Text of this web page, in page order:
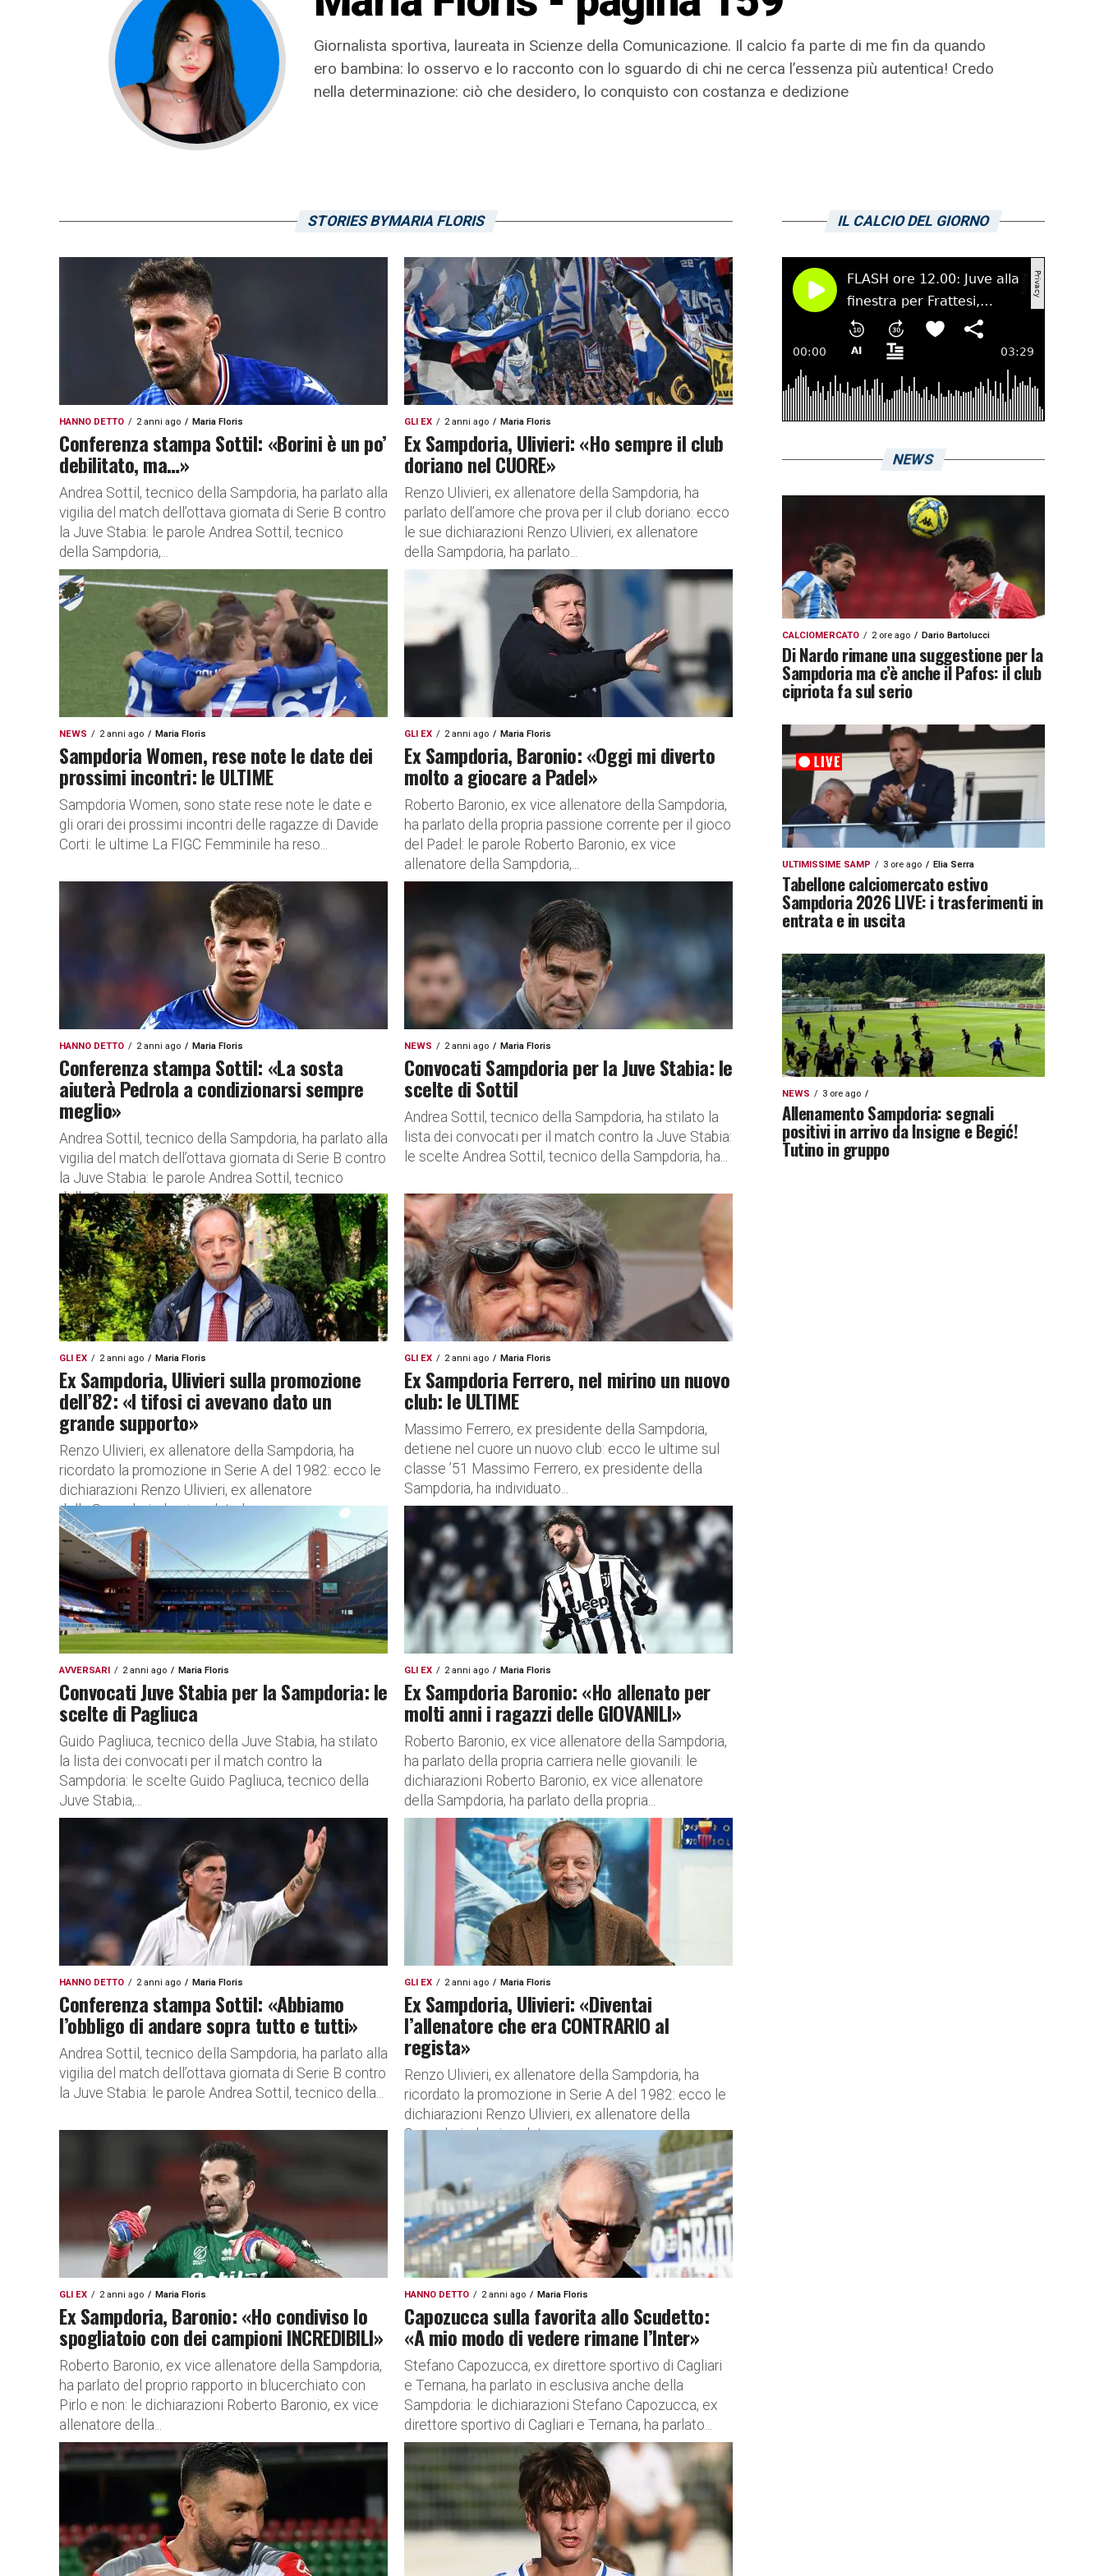
Giornalista sportiva, laureata in Scienze della Comunicazione. Il calcio fa parte di me fin da quando
ero bambina: lo osservo e lo racconto con lo sguardo di chi ne cerca l’essenza più autentica! Credo
nella determinazione: ciò che desidero, lo conquisto con costanza e dedizione
STORIES BYMARIA FLORIS
HANNO DETTO 2 anni ago Maria Floris
Conferenza stampa Sottil: «Borini è un po’
debilitato, ma…»
Andrea Sottil, tecnico della Sampdoria, ha parlato alla
vigilia del match dell’ottava giornata di Serie B contro
la Juve Stabia: le parole Andrea Sottil, tecnico
della Sampdoria,...
GLI EX 2 anni ago Maria Floris
Ex Sampdoria, Ulivieri: «Ho sempre il club
doriano nel CUORE»
Renzo Ulivieri, ex allenatore della Sampdoria, ha
parlato dell’amore che prova per il club doriano: ecco
le sue dichiarazioni Renzo Ulivieri, ex allenatore
della Sampdoria, ha parlato...
NEWS 2 anni ago Maria Floris
Sampdoria Women, rese note le date dei
prossimi incontri: le ULTIME
Sampdoria Women, sono state rese note le date e
gli orari dei prossimi incontri delle ragazze di Davide
Corti: le ultime La FIGC Femminile ha reso...
GLI EX 2 anni ago Maria Floris
Ex Sampdoria, Baronio: «Oggi mi diverto
molto a giocare a Padel»
Roberto Baronio, ex vice allenatore della Sampdoria,
ha parlato della propria passione corrente per il gioco
del Padel: le parole Roberto Baronio, ex vice
allenatore della Sampdoria,...
HANNO DETTO 2 anni ago Maria Floris
Conferenza stampa Sottil: «La sosta
aiuterà Pedrola a condizionarsi sempre
meglio»
Andrea Sottil, tecnico della Sampdoria, ha parlato alla
vigilia del match dell’ottava giornata di Serie B contro
la Juve Stabia: le parole Andrea Sottil, tecnico
della Sampdoria,...
NEWS 2 anni ago Maria Floris
Convocati Sampdoria per la Juve Stabia: le
scelte di Sottil
Andrea Sottil, tecnico della Sampdoria, ha stilato la
lista dei convocati per il match contro la Juve Stabia:
le scelte Andrea Sottil, tecnico della Sampdoria, ha...
GLI EX 2 anni ago Maria Floris
Ex Sampdoria, Ulivieri sulla promozione
dell’82: «I tifosi ci avevano dato un
grande supporto»
Renzo Ulivieri, ex allenatore della Sampdoria, ha
ricordato la promozione in Serie A del 1982: ecco le
dichiarazioni Renzo Ulivieri, ex allenatore
della Sampdoria, ha ricordato la...
GLI EX 2 anni ago Maria Floris
Ex Sampdoria Ferrero, nel mirino un nuovo
club: le ULTIME
Massimo Ferrero, ex presidente della Sampdoria,
detiene nel cuore un nuovo club: ecco le ultime sul
classe ’51 Massimo Ferrero, ex presidente della
Sampdoria, ha individuato...
AVVERSARI 2 anni ago Maria Floris
Convocati Juve Stabia per la Sampdoria: le
scelte di Pagliuca
Guido Pagliuca, tecnico della Juve Stabia, ha stilato
la lista dei convocati per il match contro la
Sampdoria: le scelte Guido Pagliuca, tecnico della
Juve Stabia,...
GLI EX 2 anni ago Maria Floris
Ex Sampdoria Baronio: «Ho allenato per
molti anni i ragazzi delle GIOVANILI»
Roberto Baronio, ex vice allenatore della Sampdoria,
ha parlato della propria carriera nelle giovanili: le
dichiarazioni Roberto Baronio, ex vice allenatore
della Sampdoria, ha parlato della propria...
HANNO DETTO 2 anni ago Maria Floris
Conferenza stampa Sottil: «Abbiamo
l’obbligo di andare sopra tutto e tutti»
Andrea Sottil, tecnico della Sampdoria, ha parlato alla
vigilia del match dell’ottava giornata di Serie B contro
la Juve Stabia: le parole Andrea Sottil, tecnico della...
GLI EX 2 anni ago Maria Floris
Ex Sampdoria, Ulivieri: «Diventai
l’allenatore che era CONTRARIO al
regista»
Renzo Ulivieri, ex allenatore della Sampdoria, ha
ricordato la promozione in Serie A del 1982: ecco le
dichiarazioni Renzo Ulivieri, ex allenatore della
Sampdoria, ha ricordato...
GLI EX 2 anni ago Maria Floris
Ex Sampdoria, Baronio: «Ho condiviso lo
spogliatoio con dei campioni INCREDIBILI»
Roberto Baronio, ex vice allenatore della Sampdoria,
ha parlato del proprio rapporto in blucerchiato con
Pirlo e non: le dichiarazioni Roberto Baronio, ex vice
allenatore della...
HANNO DETTO 2 anni ago Maria Floris
Capozucca sulla favorita allo Scudetto:
«A mio modo di vedere rimane l’Inter»
Stefano Capozucca, ex direttore sportivo di Cagliari
e Ternana, ha parlato in esclusiva anche della
Sampdoria: le dichiarazioni Stefano Capozucca, ex
direttore sportivo di Cagliari e Ternana, ha parlato...
IL CALCIO DEL GIORNO
NEWS
CALCIOMERCATO 2 ore ago Dario Bartolucci
Di Nardo rimane una suggestione per la
Sampdoria ma c’è anche il Pafos: il club
cipriota fa sul serio
ULTIMISSIME SAMP 3 ore ago Elia Serra
Tabellone calciomercato estivo
Sampdoria 2026 LIVE: i trasferimenti in
entrata e in uscita
NEWS 3 ore ago
Allenamento Sampdoria: segnali
positivi in arrivo da Insigne e Begić!
Tutino in gruppo